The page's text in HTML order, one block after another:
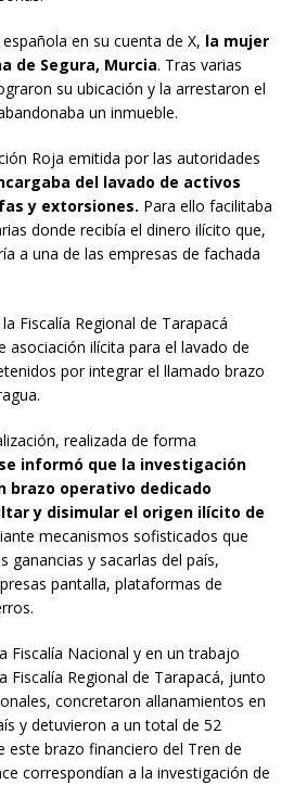
en su cuenta de X, la mujer
de Segura, Murcia. Tras varias
su ubicación y la arrestaron el
un inmueble.
Roja emitida por las autoridades
del lavado de activos
y extorsiones. Para ello facilitaba
donde recibía el dinero ilícito que,
a una de las empresas de fachada
Fiscalía Regional de Tarapacá
ilícita para el lavado de
por integrar el llamado brazo
realizada de forma
informó que la investigación
brazo operativo dedicado
y disimular el origen ilícito de
mecanismos sofisticados que
ganancias y sacarlas del país,
pantalla, plataformas de
Fiscalía Nacional y en un trabajo
Fiscalía Regional de Tarapacá, junto
concretaron allanamientos en
y detuvieron a un total de 52
este brazo financiero del Tren de
correspondían a la investigación de